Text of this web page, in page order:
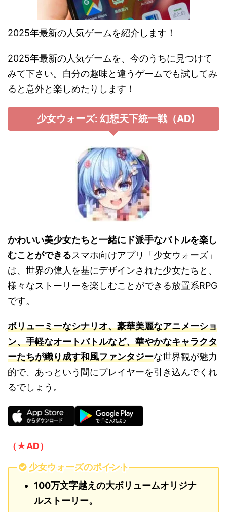
2025年最新の人気ゲームを紹介します！
2025年最新の人気ゲームを、今のうちに見つけて
みて下さい。自分の趣味と違うゲームでも試してみ
ると意外と楽しめたりします！
少女ウォーズ: 幻想天下統一戦（AD)
かわいい美少女たちと一緒にド派手なバトルを楽し
むことができるスマホ向けアプリ「少女ウォーズ」
は、世界の偉人を基にデザインされた少女たちと、
様々なストーリーを楽しむことができる放置系RPG
です。
ボリューミーなシナリオ、豪華美麗なアニメーショ
ン、手軽なオートバトルなど、華やかなキャラクタ
ーたちが織り成す和風ファンタジーな世界観が魅力
的で、あっという間にプレイヤーを引き込んでくれ
るでしょう。
（★AD）
少女ウォーズのポイント
100万文字越えの大ボリュームオリジナ
ルストーリー。